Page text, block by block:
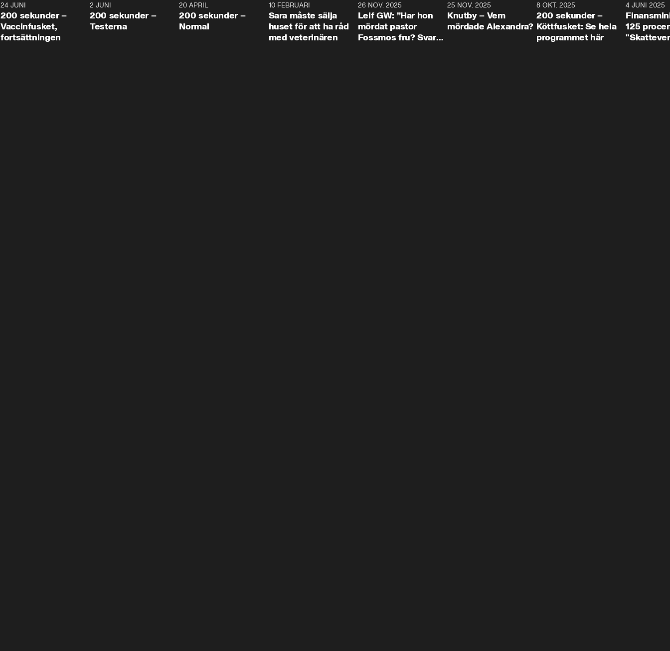
5:00
24 JUNI
200 sekunder –
Vaccinfusket,
fortsättningen
4:23
2 JUNI
200 sekunder –
Testerna
20 APRIL
200 sekunder –
Normal
10 FEBRUARI
Sara måste sälja
huset för att ha råd
med veterinären
26 NOV. 2025
Leif GW: ”Har hon
mördat pastor
Fossmos fru? Svar
31:05
25 NOV. 2025
Knutby – Vem
mördade Alexandra?
4:29
8 OKT. 2025
200 sekunder –
Köttfusket: Se hela
programmet här
4 JUNI 2025
125